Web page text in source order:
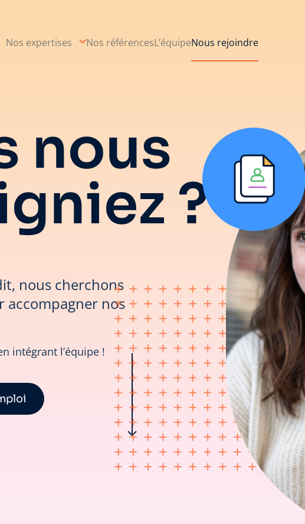
Nos expertises Nos référencesL’équipeNous rejoindre
nous
?
nous cherchons
accompagner nos
intégrant l’équipe !